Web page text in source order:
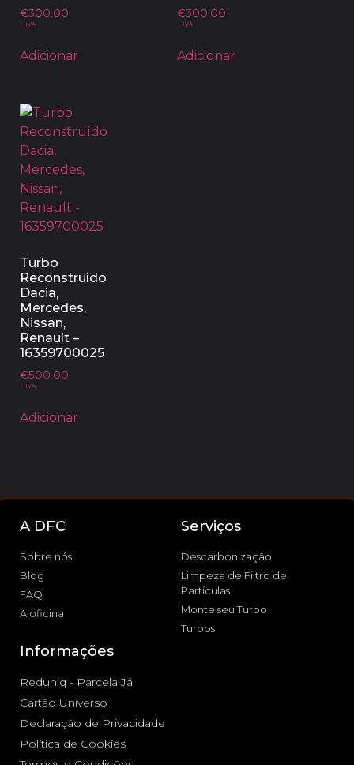
€300.00
+ IVA
Adicionar
€300.00
+ IVA
Adicionar
Turbo
Reconstruído
Dacia,
Mercedes,
Nissan,
Renault –
16359700025
€500.00
+ IVA
Adicionar
A DFC
Sobre nós
Blog
FAQ
A oficina
Serviços
Descarbonização
Limpeza de Filtro de
Partículas
Monte seu Turbo
Turbos
Informações
Reduniq - Parcela Já
Cartão Universo
Declaração de Privacidade
Política de Cookies